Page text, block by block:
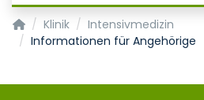
Klinik für Gastroenterologie,
Klinik
Intensivmedizin
Informationen für Angehörige